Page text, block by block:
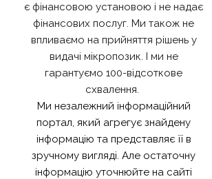
є фінансовою установою і не надає
фінансових послуг. Ми також не
впливаємо на прийняття рішень у
видачі мікропозик. І ми не
гарантуємо 100-відсоткове
схвалення.
Ми незалежний інформаційний
портал, який агрегує знайдену
інформацію та представляє її в
зручному вигляді. Але остаточну
інформацію уточнюйте на сайті